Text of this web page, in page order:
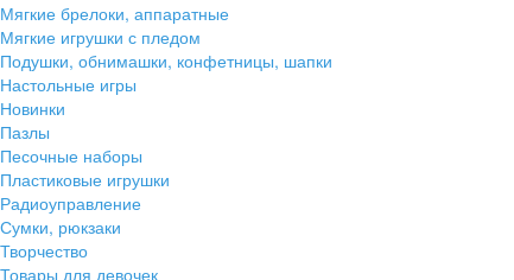
Мягкие брелоки, аппаратные
Мягкие игрушки с пледом
Подушки, обнимашки, конфетницы, шапки
Настольные игры
Новинки
Пазлы
Песочные наборы
Пластиковые игрушки
Радиоуправление
Сумки, рюкзаки
Творчество
Товары для девочек